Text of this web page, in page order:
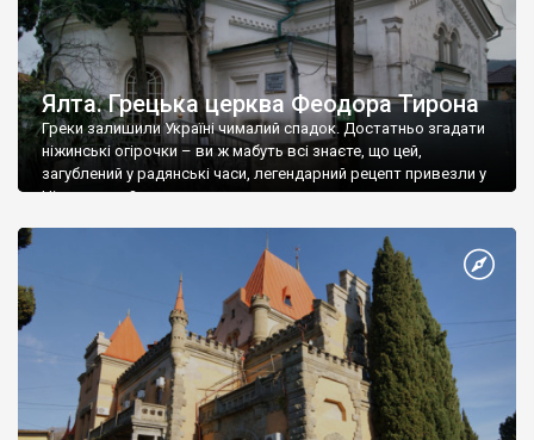
Ялта. Грецька церква Феодора Тирона
Греки залишили Україні чималий спадок. Достатньо згадати
ніжинські огірочки – ви ж мабуть всі знаєте, що цей,
загублений у радянські часи, легендарний рецепт привезли у
Ніжин греки?